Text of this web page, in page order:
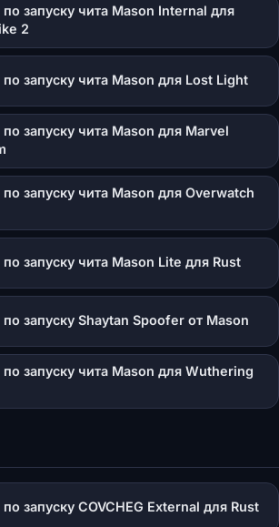
запуску чита Mason Internal для
2
запуску чита Mason для Lost Light
запуску чита Mason для Marvel
запуску чита Mason для Overwatch
запуску чита Mason Lite для Rust
запуску Shaytan Spoofer от Mason
запуску чита Mason для Wuthering
запуску COVCHEG External для Rust